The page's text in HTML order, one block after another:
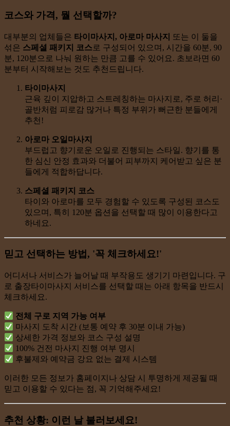
코스와 가격, 뭘 선택할까?
대부분의 업체들은 타이마사지, 아로마 마사지
또는 이 둘을
섞은 스페셜 패키지 코스 로 구성되어 있으며, 시간을 60분, 90
분, 120분으로 나눠 원하는 만큼 고를 수 있어요. 초보라면 60
분부터 시작해보는 것도 추천드립니다.
타이마사지
근육 깊이 지압하고 스트레칭하는 마사지로, 주로 허리·
골반처럼 피로감 많거나 특정 부위가 뻐근한 분들에게
추천!
아로마 오일마사지
부드럽고 향기로운 오일로 진행되는 스타일. 향기를 통
한 심신 안정 효과와 더불어 피부까지 케어받고 싶은 분
들에게 적합하답니다.
스페셜 패키지 코스
타이와 아로마를 모두 경험할 수 있도록 구성된 코스도
있으며, 특히 120분 옵션을 선택할 때 많이 이용한다고
하네요.
믿고 선택하는 방법, '꼭 체크하세요!'
어디서나 서비스가 늘어날 때 부작용도 생기기 마련입니다. 구
로 출장타이마사지 서비스를 선택할 때는 아래 항목을 반드시
체크하세요.
전체 구로 지역 가능 여부
마사지 도착 시간 (보통 예약 후 30분 이내 가능)
상세한 가격 정보와 코스 구성 설명
100% 건전 마사지 진행 여부 명시
후불제와 예약금 강요 없는 결제 시스템
이러한 모든 정보가 홈페이지나 상담 시 투명하게 제공될 때
믿고 이용할 수 있다는 점, 꼭 기억해주세요!
추천 상황: 이런 날 불러보세요!